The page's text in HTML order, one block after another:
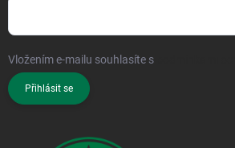
Vložením e-mailu souhlasíte s
Přihlásit se